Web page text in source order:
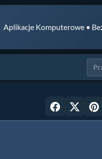
Aplikacje Komputerowe •